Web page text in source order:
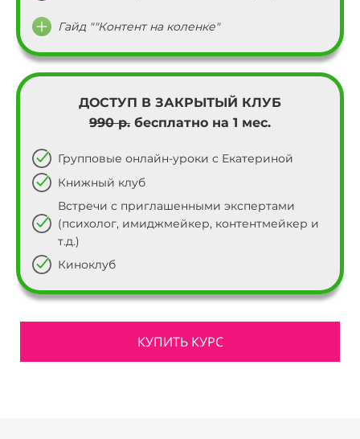
Гайд ""Контент на коленке"
ДОСТУП В ЗАКРЫТЫЙ КЛУБ
990 р. бесплатно на 1 мес.
Групповые онлайн-уроки с Екатериной
Книжный клуб
Встречи с приглашенными экспертами
(психолог, имиджмейкер, контентмейкер и
т.д.)
Киноклуб
КУПИТЬ КУРС